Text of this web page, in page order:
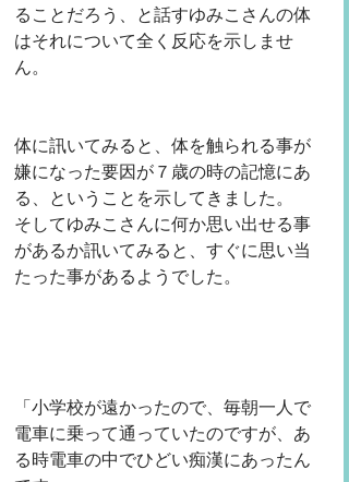
ることだろう、と話すゆみこさんの体
はそれについて全く反応を示しませ
ん。
体に訊いてみると、体を触られる事が
嫌になった要因が７歳の時の記憶にあ
る、ということを示してきました。
そしてゆみこさんに何か思い出せる事
があるか訊いてみると、すぐに思い当
たった事があるようでした。
「小学校が遠かったので、毎朝一人で
電車に乗って通っていたのですが、あ
る時電車の中でひどい痴漢にあったん